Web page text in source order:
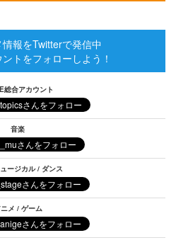
報をTwitterで発信中
トをフォローしよう！
総合アカウント
音楽
ージカル / ダンス
メ / ゲーム